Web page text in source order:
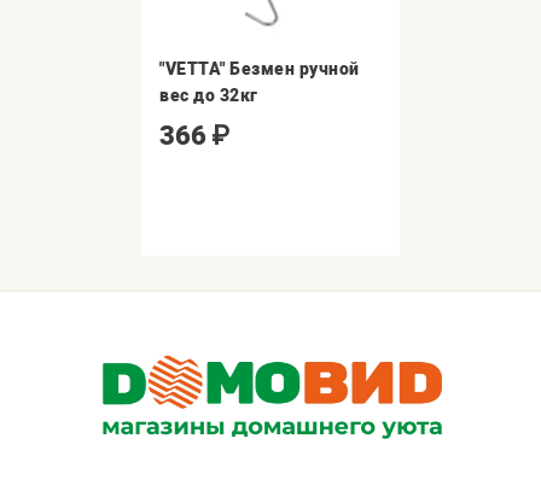
"VETTA" Безмен ручной
вес до 32кг
366 ₽